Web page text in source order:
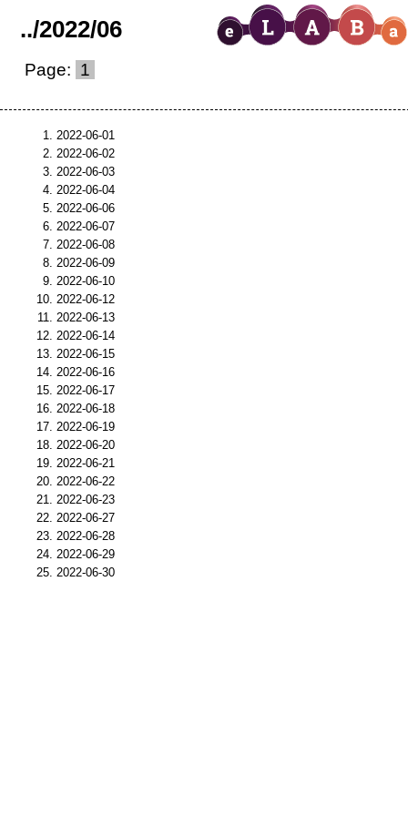
../2022/06
Page: 1
2022-06-01
2022-06-02
2022-06-03
2022-06-04
2022-06-06
2022-06-07
2022-06-08
2022-06-09
2022-06-10
2022-06-12
2022-06-13
2022-06-14
2022-06-15
2022-06-16
2022-06-17
2022-06-18
2022-06-19
2022-06-20
2022-06-21
2022-06-22
2022-06-23
2022-06-27
2022-06-28
2022-06-29
2022-06-30